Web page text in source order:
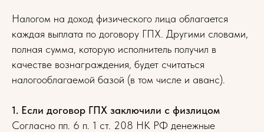
Налогом на доход физического лица облагается
каждая выплата по договору ГПХ. Другими словами,
полная сумма, которую исполнитель получил в
качестве вознаграждения, будет считаться
налогооблагаемой базой (в том числе и аванс).
1. Если договор ГПХ заключили с физлицом
Согласно пп. 6 п. 1 ст. 208 НК РФ денежные